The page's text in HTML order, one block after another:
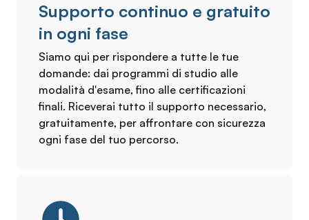
Supporto continuo e gratuito
in ogni fase
Siamo qui per rispondere a tutte le tue
domande: dai programmi di studio alle
modalità d'esame, fino alle certificazioni
finali. Riceverai tutto il supporto necessario,
gratuitamente, per affrontare con sicurezza
ogni fase del tuo percorso.